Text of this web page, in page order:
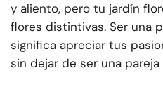
y aliento, pero tu jardín
flores distintivas. Ser una
significa apreciar tus
sin dejar de ser una